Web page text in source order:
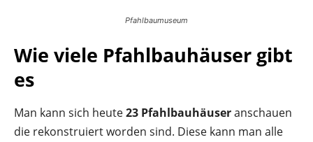
Pfahlbaumuseum
Wie viele Pfahlbauhäuser gibt
es
Man kann sich heute23 Pfahlbauhäuseranschauen
die rekonstruiert worden sind. Diese kann man alle